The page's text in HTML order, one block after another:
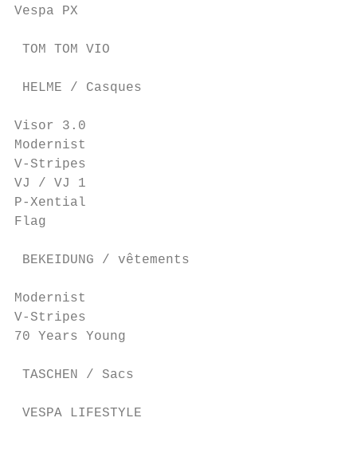
Vespa PX
TOM TOM VIO
HELME / Casques
Visor 3.0
Modernist
V-Stripes
VJ / VJ 1
P-Xential
Flag
BEKEIDUNG / vêtements
Modernist
V-Stripes
70 Years Young
TASCHEN / Sacs
VESPA LIFESTYLE